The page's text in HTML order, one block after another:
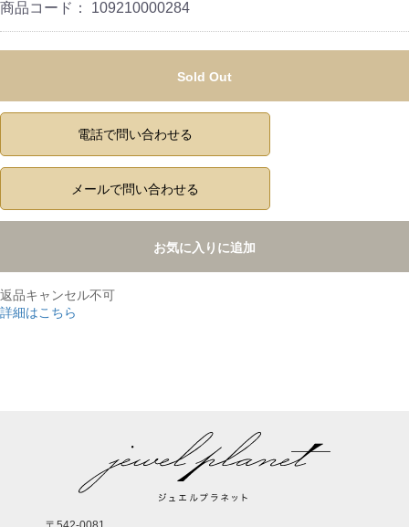
商品コード： 109210000284
Sold Out
電話で問い合わせる
メールで問い合わせる
お気に入りに追加
返品キャンセル不可
詳細はこちら